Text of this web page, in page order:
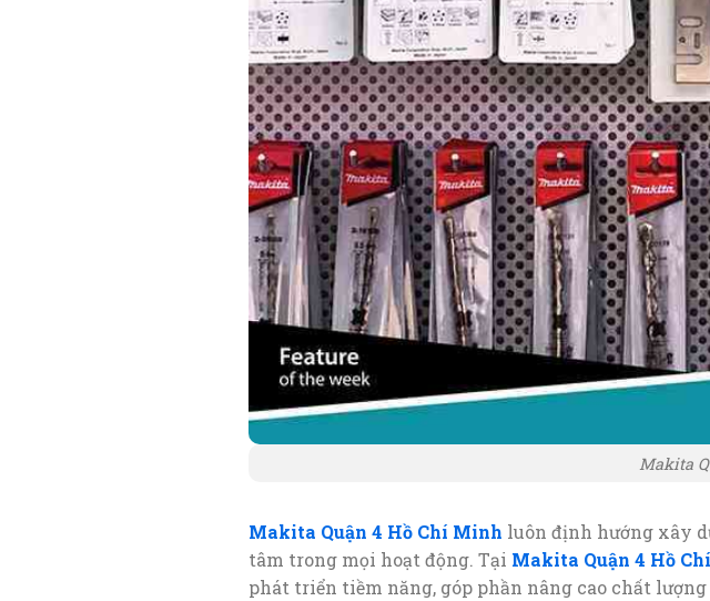
Makita
Makita Quận 4 Hồ Chí Minh luôn định hướng xây
tâm trong mọi hoạt động. Tại Makita Quận 4 Hồ
phát triển tiềm năng, góp phần nâng cao chất